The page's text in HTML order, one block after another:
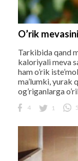
O’rik
Tarkibida qand
kaloriyali meva
ham o’rik
ma’lumki,
og’riganlarga
4 1 5